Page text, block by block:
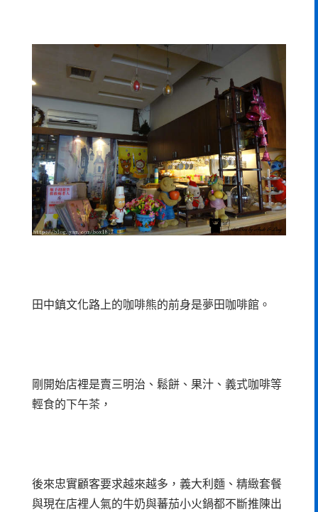
田中鎮文化路上的咖啡熊的前身是夢田咖啡館。
剛開始店裡是賣三明治、鬆餅、果汁、義式咖啡等
輕食的下午茶，
後來忠實顧客要求越來越多，義大利麵、精緻套餐
與現在店裡人氣的牛奶與蕃茄小火鍋都不斷推陳出